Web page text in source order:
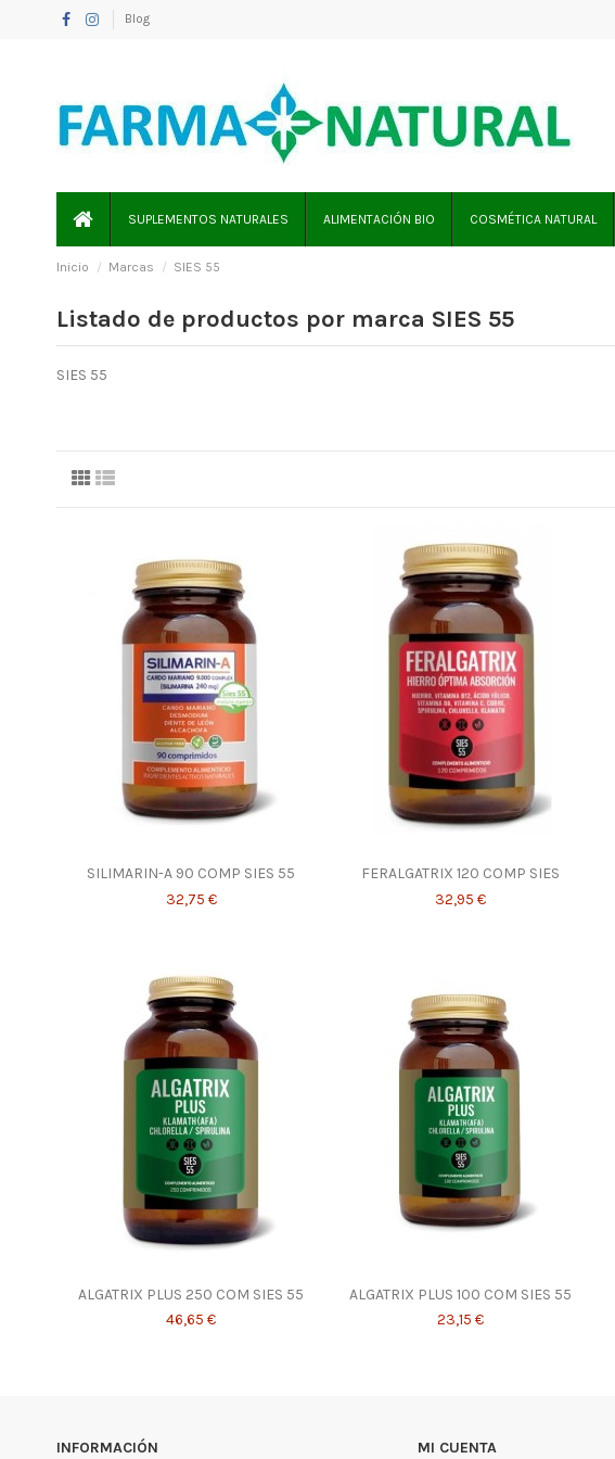
Blog
SUPLEMENTOS NATURALES ALIMENTACIÓN BIO COSMÉTICA NATURAL
Inicio Marcas SIES 55
Listado de productos por marca SIES 55
SIES 55
SILIMARIN-A 90 COMP SIES 55
32,75 €
FERALGATRIX 120 COMP SIES
32,95 €
ALGATRIX PLUS 250 COM SIES 55
46,65 €
ALGATRIX PLUS 100 COM SIES 55
23,15 €
INFORMACIÓN MI CUENTA